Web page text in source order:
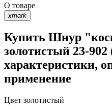
О товаре
xmark
Купить Шнур
золотистый 23-902
характеристики,
применение
Цвет золотистый